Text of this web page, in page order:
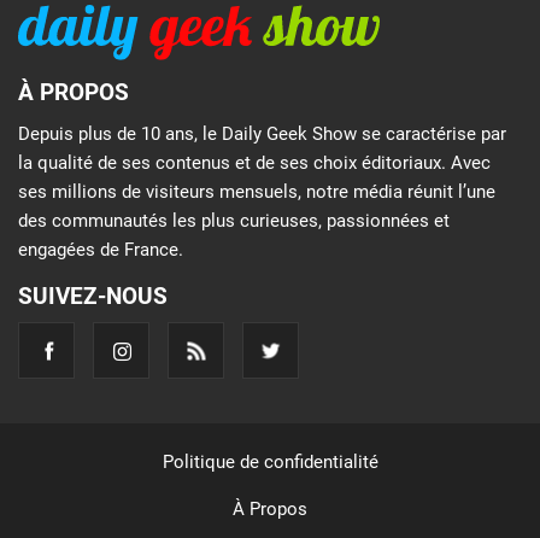
À PROPOS
Depuis plus de 10 ans, le Daily Geek Show se caractérise par
la qualité de ses contenus et de ses choix éditoriaux. Avec
ses millions de visiteurs mensuels, notre média réunit l’une
des communautés les plus curieuses, passionnées et
engagées de France.
SUIVEZ-NOUS
Politique de confidentialité
À Propos